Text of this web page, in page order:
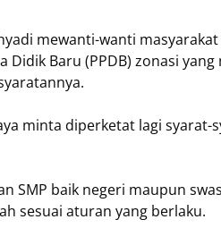
mewanti-wanti
Didik Baru (PPDB) zonasi
minta diperketat lagi syarat-
SMP baik negeri maupun
sesuai aturan yang berlaku.